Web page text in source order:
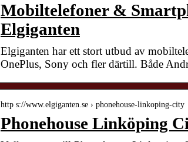
Mobiltelefoner &
Elgiganten
Elgiganten har ett stort utbud av
OnePlus, Sony och fler därtill. Både
http s://www.elgiganten.se › phonehouse-linkoping-city
Phonehouse Linköping